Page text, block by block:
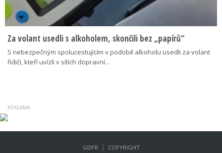
Za volant usedli s alkoholem, skončili bez „papírů“
S nebezpečným spolucestujícím v podobě alkoholu usedli za volant
řidiči, kteří uvízli v sítích dopravní…
GDPR | COPYRIGHT